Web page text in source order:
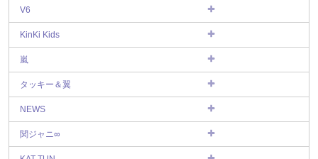
V6
KinKi Kids
嵐
タッキー＆翼
NEWS
関ジャニ∞